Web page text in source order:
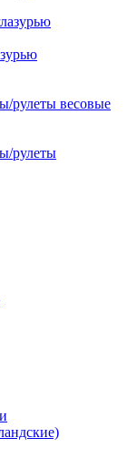
рулеты весовые
рулеты